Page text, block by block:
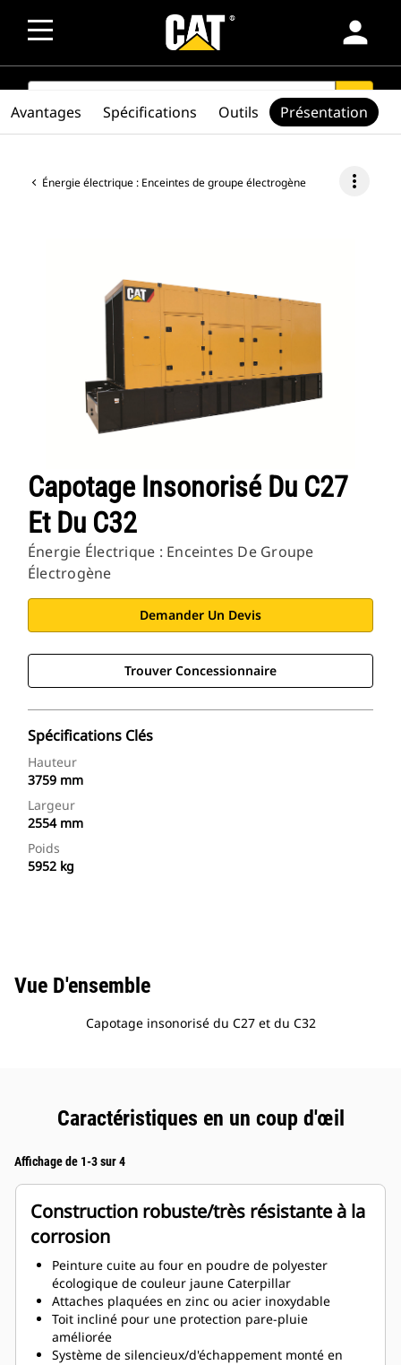
person
SEARCH search
Énergie électrique : Enceintes de groupe électrogène more_vert
Capotage Insonorisé Du C27
Et Du C32
Énergie Électrique : Enceintes De Groupe
Électrogène
Demander Un Devis
Trouver Concessionnaire
Spécifications Clés
Hauteur
3759 mm
Largeur
2554 mm
Poids
5952 kg
Avantages Spécifications Outils Présentation
Vue D'ensemble
Capotage insonorisé du C27 et du C32
Caractéristiques en un coup d'œil
Affichage de 1-3 sur 4
Construction robuste/très résistante à la
corrosion
Peinture cuite au four en poudre de polyester
écologique de couleur jaune Caterpillar
Attaches plaquées en zinc ou acier inoxydable
Toit incliné pour une protection pare-pluie
améliorée
Système de silencieux/d'échappement monté en